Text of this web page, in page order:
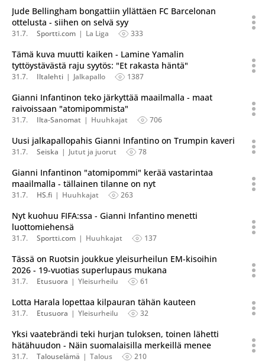
Jude Bellingham bongattiin yllättäen FC Barcelonan
ottelusta - siihen on selvä syy
31.7. Sportti.com La Liga 333
Tämä kuva muutti kaiken - Lamine Yamalin
tyttöystävästä raju syytös: "Et rakasta häntä"
31.7. Iltalehti Jalkapallo 1387
Gianni Infantinon teko järkyttää maailmalla - maat
raivoissaan "atomipommista"
31.7. Ilta-Sanomat Huuhkajat 706
Uusi jalkapallopahis Gianni Infantino on Trumpin kaveri
31.7. Seiska Jutut ja juorut 78
Gianni Infantinon "atomipommi" kerää vastarintaa
maailmalla - tällainen tilanne on nyt
31.7. HS.fi Huuhkajat 263
Nyt kuohuu FIFA:ssa - Gianni Infantino menetti
luottomiehensä
31.7. Sportti.com Huuhkajat 137
Tässä on Ruotsin joukkue yleisurheilun EM-kisoihin
2026 - 19-vuotias superlupaus mukana
31.7. Etusuora Yleisurheilu 61
Lotta Harala lopettaa kilpauran tähän kauteen
31.7. Etusuora Yleisurheilu 32
Yksi vaatebrändi teki hurjan tuloksen, toinen lähetti
hätähuudon - Näin suomalaisilla merkeillä menee
31.7. Talouselämä Talous 210